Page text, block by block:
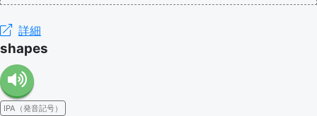
詳細
shapes
IPA（発音記号）